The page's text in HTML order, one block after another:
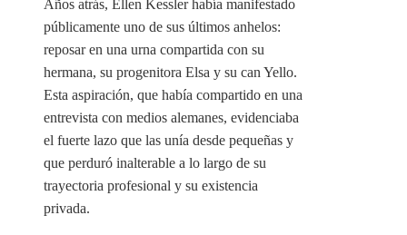
Años atrás, Ellen Kessler había manifestado
públicamente uno de sus últimos anhelos:
reposar en una urna compartida con su
hermana, su progenitora Elsa y su can Yello.
Esta aspiración, que había compartido en una
entrevista con medios alemanes, evidenciaba
el fuerte lazo que las unía desde pequeñas y
que perduró inalterable a lo largo de su
trayectoria profesional y su existencia
privada.